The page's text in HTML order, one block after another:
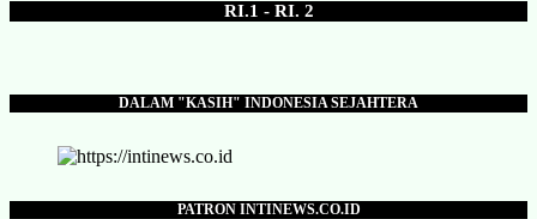
RI.1 - RI. 2
DALAM "KASIH" INDONESIA SEJAHTERA
PATRON INTINEWS.CO.ID